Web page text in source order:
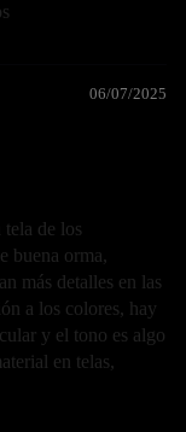
06/07/2025
tela de los
buena orma,
más detalles en las
a los colores, hay
y el tono es algo
en telas,